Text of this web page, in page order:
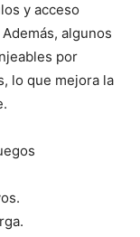
y acceso
algunos
por
lo que mejora la